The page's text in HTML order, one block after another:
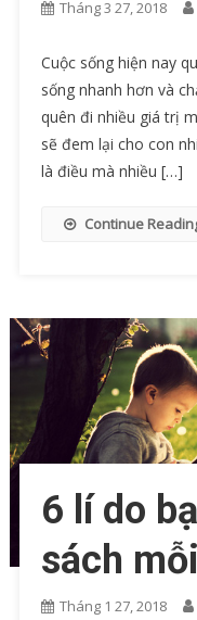
Tháng 3 27, 2018
Cuộc sống hiện nay
sống nhanh hơn và
quên đi nhiều giá trị
sẽ đem lại cho con
là điều mà nhiều […]
Continue
6 lí do
sách
Tháng 1 27, 2018